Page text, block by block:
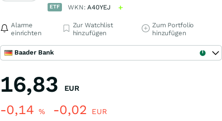
ETF WKN:A40YEJ
Alarme
einrichten
Zur Watchlist
hinzufügen
Zum Portfolio
hinzufügen
Baader Bank
16,83 EUR
-0,14 % -0,02 EUR